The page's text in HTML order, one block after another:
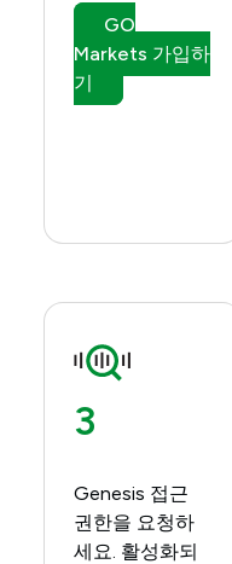
GO
Markets 가입하
기
3
Genesis 접근
권한을 요청하
세요. 활성화되